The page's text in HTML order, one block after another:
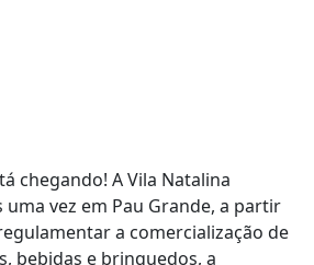
chegando! A Vila Natalina
vez em Pau Grande, a partir
a comercialização de
bebidas e brinquedos, a